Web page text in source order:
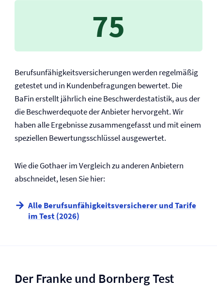
75
Berufs­unfähigkeits­versicherungen werden regelmäßig
getestet und in Kundenbefragungen bewertet. Die
BaFin erstellt jährlich eine Beschwerdestatistik, aus der
die Beschwerdequote der Anbieter hervorgeht. Wir
haben alle Ergebnisse zusammengefasst und mit einem
speziellen Bewertungsschlüssel ausgewertet.
Wie die Gothaer im Vergleich zu anderen Anbietern
abschneidet, lesen Sie hier:
Alle Berufs­unfähigkeits­versicherer und Tarife
im Test (2026)
Der Franke und Bornberg Test